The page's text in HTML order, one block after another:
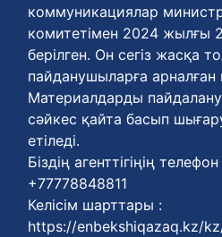
коммуникациялар
комитетімен 2024 жылғы
берілген. Он сегіз жасқа
пайданушыларға арналған
Материалдарды
сәйкес қайта басып
етіледі.
Біздің агенттігіңің
+77778848811
Келісім шарттары :
https://enbekshiqazaq.kz/